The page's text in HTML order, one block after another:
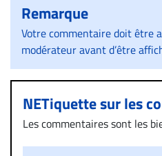
Remarque
Votre commentaire doit être
modérateur avant d’être
NETiquette sur les
Les commentaires sont les